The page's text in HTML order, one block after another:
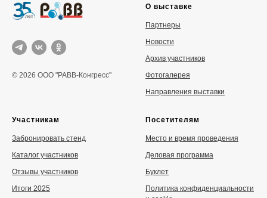
© 2026 ООО "РАВВ-Конгресс"
О выставке
Партнеры
Новости
Архив участников
Фотогалерея
Направления выставки
Участникам
Забронировать стенд
Каталог участников
Отзывы участников
Итоги 2025
Посетителям
Место и время проведения
Деловая программа
Буклет
Политика конфиденциальности